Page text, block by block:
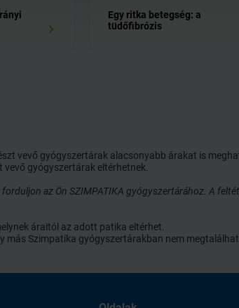
Egy ritka betegség: a
tüdőfibrózis
vevő gyógyszertárak alacsonyabb árakat is
gyógyszertárak eltérhetnek.
az Ön SZIMPATIKA gyógyszertárához. A
áraitól az adott patika eltérhet.
más Szimpatika gyógyszertárakban nem